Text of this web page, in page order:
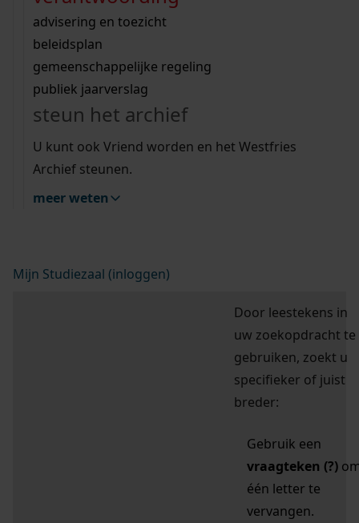
bouwvergunningen
omgevingsvergunningen
vergunningen
beeld en geluid
uitleg nodig?
Wij helpen u op weg met een aantal zoektips.
bekijk alle zoektips
Wij helpen u op weg met een aantal zoektips.
bekijk alle zoektips
bekijk ons geschiedenislokaal
advisering en toezicht
beleidsplan
gemeenschappelijke regeling
publiek jaarverslag
steun het archief
U kunt ook Vriend worden en het Westfries
Archief steunen.
meer weten
“kapvergunning” of “parkeerplaats”.
hulp nodig?
Deze zoektips helpen u op weg.
Mijn Studiezaal (inloggen)
Door leestekens in
uw zoekopdracht te
gebruiken, zoekt u
specifieker of juist
breder:
Gebruik een
vraagteken (?)
één letter te
vervangen.